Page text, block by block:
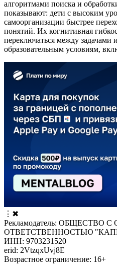
алгоритмами поиска и
показывают: дети с высоким
самоорганизации быстрее
понятий. Их когнитивная
переключаться между задачами
образовательным условиям,
⋮ ✖
Рекламодатель: ОБЩЕСТВО
ОТВЕТСТВЕННОСТЬЮ
ИНН: 9703231520
erid: 2VtzqxUvj8E
Возрастное ограничение: 16+